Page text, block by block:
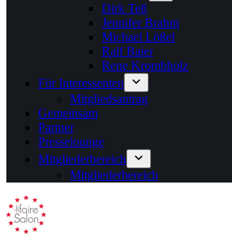
Dirk Teß
Jennifer Brahm
Michael Lößel
Ralf Baier
Rene Krombholz
Für Interessenten
Mitgliedsantrag
Gemeinsam
Partner
Presselounge
Mitgliederbereich
Mitgliederbereich